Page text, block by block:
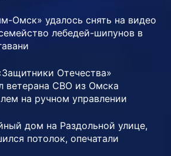
Омск» удалось снять на видео
лебедей-шипунов в
Отечества»
ветерана СВО из Омска
на ручном управлении
дом на Раздольной улице,
потолок, опечатали